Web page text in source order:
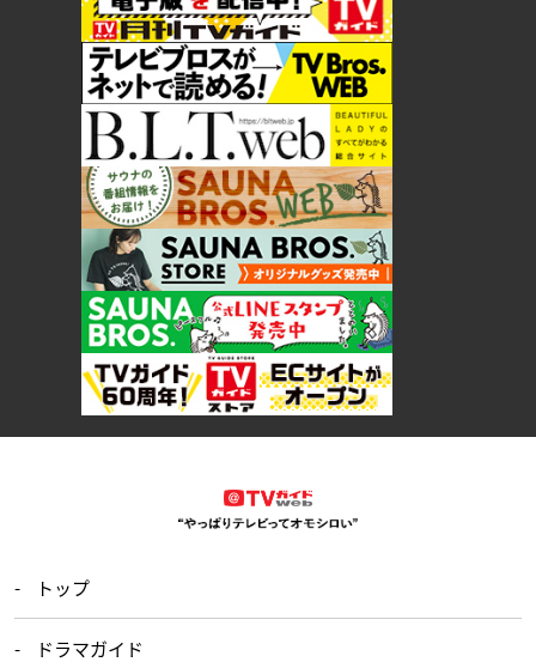
トップ
ドラマガイド